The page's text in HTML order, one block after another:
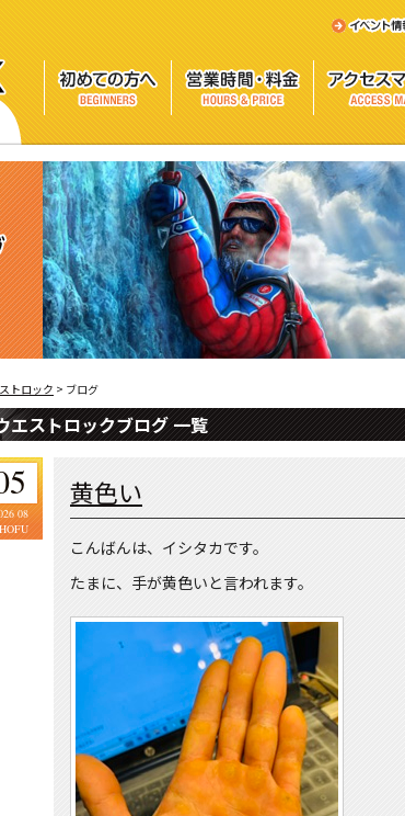
トロック > ブログ
エストロックブログ 一覧
08
黄色い
こんばんは、イシタカです。
たまに、手が黄色いと言われます。